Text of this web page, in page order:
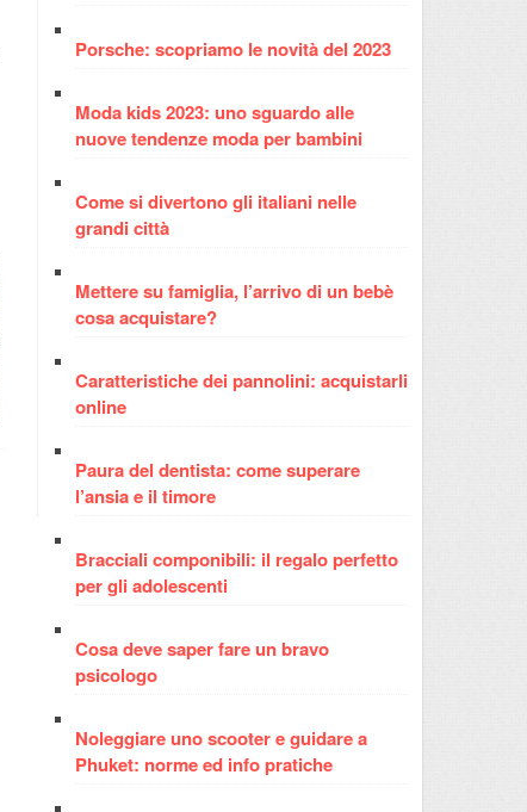
Discoteche a Riccione:
Campagna pubblicitaria
punto
Porsche: scopriamo le novità del 2023
Moda kids 2023: uno sguardo alle
nuove tendenze moda per bambini
Come si divertono gli italiani nelle
grandi città
Mettere su famiglia, l’arrivo di un bebè
cosa acquistare?
Caratteristiche dei pannolini: acquistarli
online
Paura del dentista: come superare
l’ansia e il timore
Bracciali componibili: il regalo perfetto
per gli adolescenti
Cosa deve saper fare un bravo
psicologo
Noleggiare uno scooter e guidare a
Phuket: norme ed info pratiche